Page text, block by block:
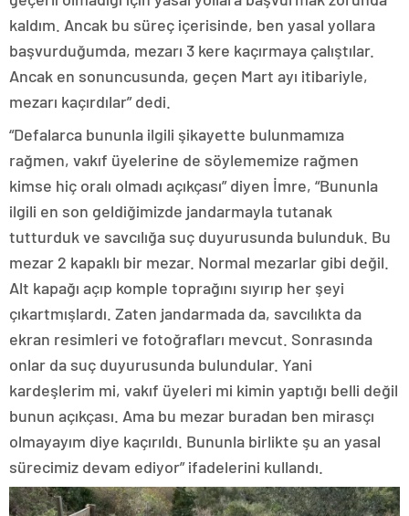
kaldım. Ancak bu süreç içerisinde, ben yasal yollara
başvurduğumda, mezarı 3 kere kaçırmaya çalıştılar.
Ancak en sonuncusunda, geçen Mart ayı itibariyle,
mezarı kaçırdılar” dedi.
“Defalarca bununla ilgili şikayette bulunmamıza
rağmen, vakıf üyelerine de söylememize rağmen
kimse hiç oralı olmadı açıkçası” diyen İmre, “Bununla
ilgili en son geldiğimizde jandarmayla tutanak
tutturduk ve savcılığa suç duyurusunda bulunduk. Bu
mezar 2 kapaklı bir mezar. Normal mezarlar gibi değil.
Alt kapağı açıp komple toprağını sıyırıp her şeyi
çıkartmışlardı. Zaten jandarmada da, savcılıkta da
ekran resimleri ve fotoğrafları mevcut. Sonrasında
onlar da suç duyurusunda bulundular. Yani
kardeşlerim mi, vakıf üyeleri mi kimin yaptığı belli değil
bunun açıkçası. Ama bu mezar buradan ben mirasçı
olmayayım diye kaçırıldı. Bununla birlikte şu an yasal
sürecimiz devam ediyor” ifadelerini kullandı.